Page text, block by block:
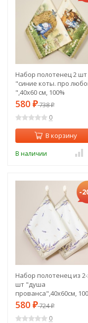
Набор полотенец 2 шт
"синие коты. про
",40х60 см, 100%
хлопок,твил, беж Lefard
(850-720-62)
580 ₽738₽
0
В корзину
В наличии
-
Набор полотенец из
шт "душа
прованса",40х60см,
хлопок,твил,белый
(850-735-65)
580 ₽724₽
0